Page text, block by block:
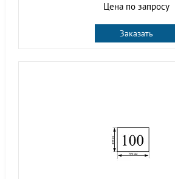
Цена по запросу
Заказать